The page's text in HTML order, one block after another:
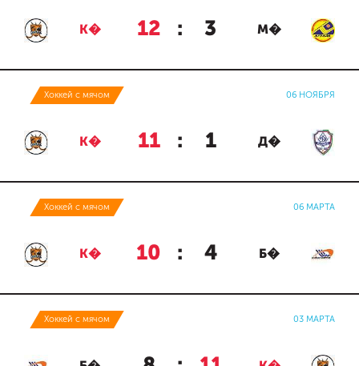
К� 12 : 3 М�
Хоккей с мячом 06 НОЯБРЯ
К� 11 : 1 Д�
Хоккей с мячом 06 МАРТА
К� 10 : 4 Б�
Хоккей с мячом 03 МАРТА